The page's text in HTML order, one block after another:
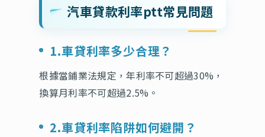
汽車貸款利率ptt常見問題
1.車貸利率多少合理？
根據當鋪業法規定，年利率不可超過30%，
換算月利率不可超過2.5%。
2.車貸利率陷阱如何避開？